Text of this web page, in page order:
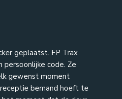
geplaatst. FP Trax
code. Ze
gewenst moment
bemand hoeft te